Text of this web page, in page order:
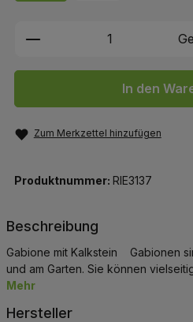
Produkt Anzahl:
In den
Zum Merkzettel hinzufügen
Produktnummer: RIE3137
Beschreibung
Gabione mit Kalkstein Gabionen
und am Garten. Sie können
Mehr
Hersteller